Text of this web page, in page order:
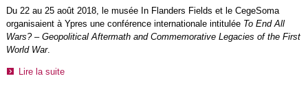
Du 22 au 25 août 2018, le musée In Flanders Fields et le CegeSoma
organisaient à Ypres une conférence internationale intitulée To End All
Wars? – Geopolitical Aftermath and Commemorative Legacies of the First
World War.
Lire la suite